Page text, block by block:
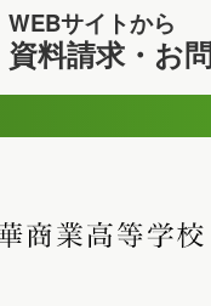
WEBサイトから
資料請求・お